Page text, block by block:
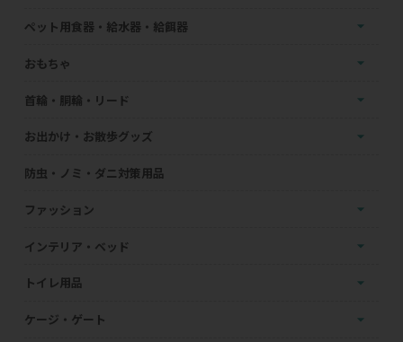
ペット用食器・給水器・給餌器
おもちゃ
首輪・胴輪・リード
お出かけ・お散歩グッズ
防虫・ノミ・ダニ対策用品
ファッション
インテリア・ベッド
トイレ用品
ケージ・ゲート